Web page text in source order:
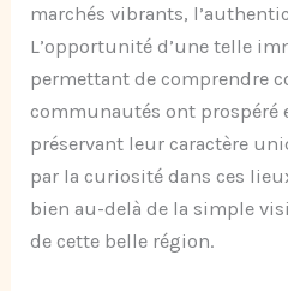
marchés vibrants,
L’opportunité d’une telle
permettant de comprendre
communautés ont prospéré
préservant leur caractère
par la curiosité dans ces
bien au-delà de la simple
de cette belle région.